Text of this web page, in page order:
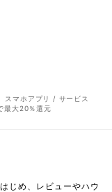
スマホアプリ / サービス
最大20％還元
じめ、レビューやハウ